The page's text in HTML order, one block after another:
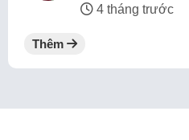
4 tháng trước
Thêm